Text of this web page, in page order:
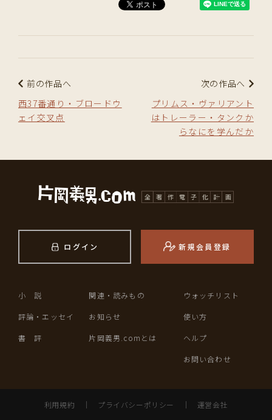
前の作品へ
西37番通り・ブロードウ
ェイ交叉点
次の作品へ
プリムス・ヴァリアント
はトレーラー・タンクか
らなにを学んだか
ログイン 新規会員登録
小 説
評論・エッセイ
書 評
関連・読みもの
お知らせ
片岡義男.comとは
ウォッチリスト
使い方
ヘルプ
お問い合わせ
利用規約 ｜ プライバシーポリシー ｜ 運営会社